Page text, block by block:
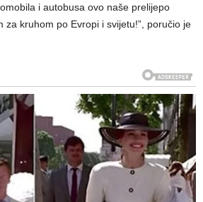
i autobusa ovo naše prelijepo
za kruhom po Evropi i svijetu!”, poručio je